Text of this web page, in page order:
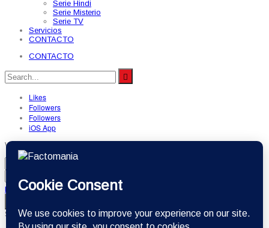
Serie Hindi
Serie Misterio
Serie TV
Servicios
CONTACTO
CONTACTO
Likes
Followers
Followers
iOS App
Welcome, Login to your account.
Forget password? Remember me
Sign in